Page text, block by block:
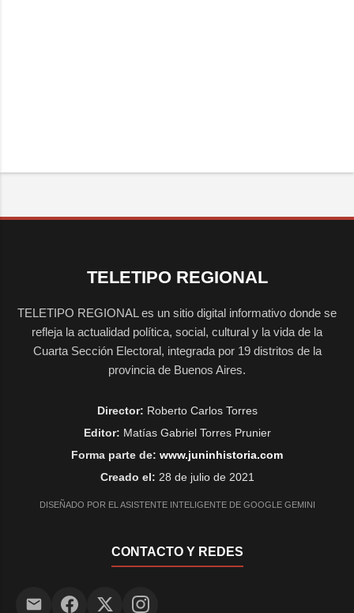
TELETIPO REGIONAL
TELETIPO REGIONAL es un sitio digital informativo donde se
refleja la actualidad política, social, cultural y la vida de la
Cuarta Sección Electoral, integrada por 19 distritos de la
provincia de Buenos Aires.
Director: Roberto Carlos Torres
Editor: Matías Gabriel Torres Prunier
Forma parte de: www.juninhistoria.com
Creado el: 28 de julio de 2021
DISEÑADO POR EL ASISTENTE INTELIGENTE DE GOOGLE GEMINI
CONTACTO Y REDES